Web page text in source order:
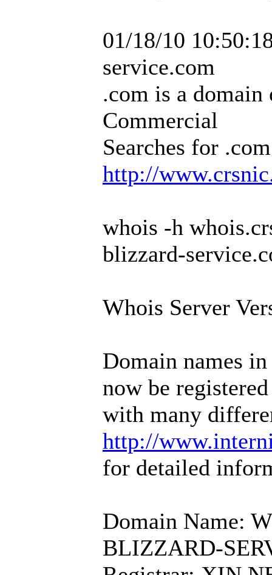
01/18/10
service.com
.com is a
Commercial
Searches for
http://
whois -h
blizzard-
Whois Server
Domain names
now be registered
with many
http://
for detailed
Domain Name:
BLIZZARD-